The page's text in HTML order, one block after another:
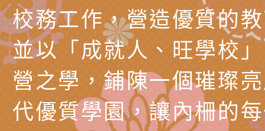
梯次含複訓暨魏氏五
用分析培訓研習」之
調整
益，本府家庭暴力暨
治中心依常見案例製
剝削防制宣導影片
函轉桃園市政府「
性(防空)演習執行計
轉桃園市政府「
（防空）演習－行動
檢送桃園市政府家庭
「115年度祖孫樂淘
節慶祝活動」海報電
函轉本府新聞處檢送
交通安全宣導標語播
檢送桃園市政府LED
校務工作，營造優質的
並以「成就人、旺學校
營之學，鋪陳一個璀璨
代優質學園，讓內柵的